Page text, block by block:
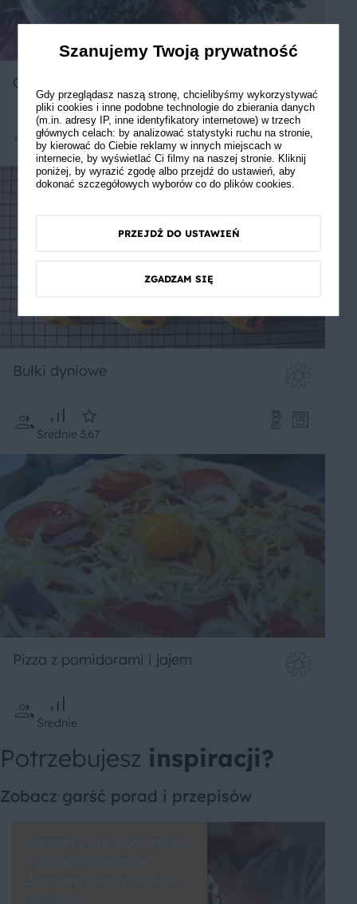
Gołąbki z kaszy gryczanej i bryndzy
Średnie 5
Bułki dyniowe
Średnie 3.67
Pizza z pomidorami i jajem
Średnie
Potrzebujesz inspiracji?
Zobacz garść porad i przepisów
Szanujemy Twoją prywatność
Gdy przeglądasz naszą stronę, chcielibyśmy wykorzystywać
pliki cookies i inne podobne technologie do zbierania danych
(m.in. adresy IP, inne identyfikatory internetowe) w trzech
głównych celach: by analizować statystyki ruchu na stronie,
by kierować do Ciebie reklamy w innych miejscach w
internecie, by wyświetlać Ci filmy na naszej stronie. Kliknij
poniżej, by wyrazić zgodę albo przejdź do ustawień, aby
dokonać szczegółowych wyborów co do plików cookies.
PRZEJDŹ DO USTAWIEŃ
ZGADZAM SIĘ